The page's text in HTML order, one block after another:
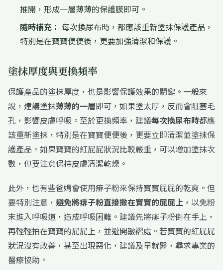
推開，形成一層薄薄的保護膜即可。
隨時補充： 每次換尿布時，都應該重新塗抹保護產品，
特別是在寶寶便便後，更要加強清潔和保護。
塗抹厚度與更換頻率
保護產品的塗抹厚度，也是影響保護效果的關鍵。一般來
說，建議塗抹薄薄的一層即可，如果塗太厚，反而會阻塞毛
孔，影響皮膚呼吸。至於更換頻率，建議每次換尿布時都應
該重新塗抹，特別是在寶寶便便後，更要立即清潔並塗抹保
護產品。如果寶寶的紅屁屁狀況比較嚴重，可以增加塗抹次
數，但要注意保持皮膚清潔乾燥。
此外，也有些爸媽會使用痱子粉來保持寶寶屁屁的乾爽。但
要特別注意， 避免將痱子粉直接撒在寶寶的屁屁上 ，以免粉
末進入呼吸道，造成呼吸困難。建議先將痱子粉倒在手上，
再輕輕拍在寶寶的屁屁上，並避開皺褶處。若寶寶的紅屁屁
狀況沒有改善，甚至出現惡化，建議及早就醫，尋求專業的
醫療協助。